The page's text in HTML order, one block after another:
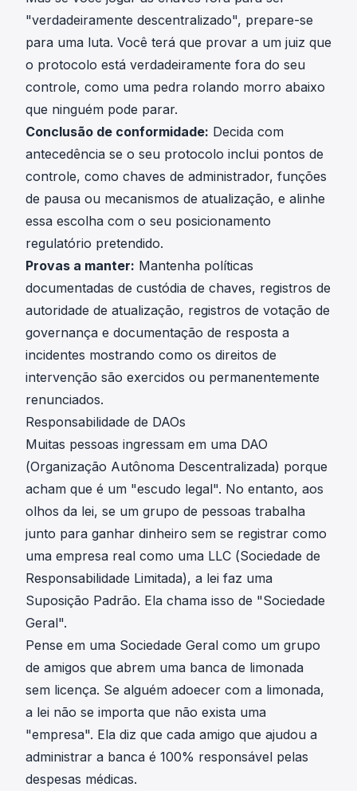
"verdadeiramente descentralizado", prepare-se
para uma luta. Você terá que provar a um juiz que
o protocolo está verdadeiramente fora do seu
controle, como uma pedra rolando morro abaixo
que ninguém pode parar.
Conclusão de conformidade: Decida com
antecedência se o seu protocolo inclui pontos de
controle, como chaves de administrador, funções
de pausa ou mecanismos de atualização, e alinhe
essa escolha com o seu posicionamento
regulatório pretendido.
Provas a manter: Mantenha políticas
documentadas de custódia de chaves, registros de
autoridade de atualização, registros de votação de
governança e documentação de resposta a
incidentes mostrando como os direitos de
intervenção são exercidos ou permanentemente
renunciados.
Responsabilidade de DAOs
Muitas pessoas ingressam em uma DAO
(Organização Autônoma Descentralizada) porque
acham que é um "escudo legal". No entanto, aos
olhos da lei, se um grupo de pessoas trabalha
junto para ganhar dinheiro sem se registrar como
uma empresa real como uma LLC (Sociedade de
Responsabilidade Limitada), a lei faz uma
Suposição Padrão. Ela chama isso de "Sociedade
Geral".
Pense em uma Sociedade Geral como um grupo
de amigos que abrem uma banca de limonada
sem licença. Se alguém adoecer com a limonada,
a lei não se importa que não exista uma
"empresa". Ela diz que cada amigo que ajudou a
administrar a banca é 100% responsável pelas
despesas médicas.